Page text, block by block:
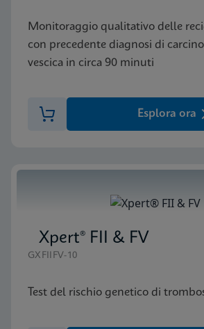
Monitoraggio qualitativo delle
con precedente diagnosi di
vescica in circa 90 minuti
Esplora ora
Xpert® FII & FV
GXFIIFV-10
Test del rischio genetico di